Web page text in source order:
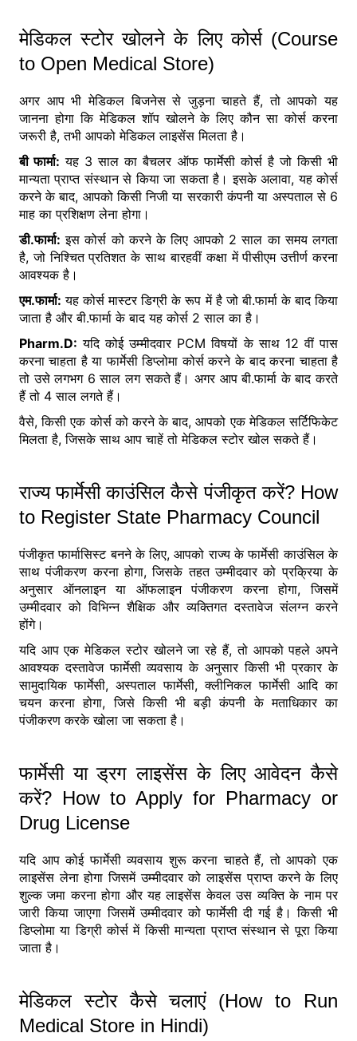
मेडिकल स्टोर खोलने के लिए कोर्स (Course
to Open Medical Store)
अगर आप भी मेडिकल बिजनेस से जुड़ना चाहते हैं, तो आपको यह
जानना होगा कि मेडिकल शॉप खोलने के लिए कौन सा कोर्स करना
जरूरी है, तभी आपको मेडिकल लाइसेंस मिलता है।
बी फार्मा: यह 3 साल का बैचलर ऑफ फार्मेसी कोर्स है जो किसी भी
मान्यता प्राप्त संस्थान से किया जा सकता है। इसके अलावा, यह कोर्स
करने के बाद, आपको किसी निजी या सरकारी कंपनी या अस्पताल से 6
माह का प्रशिक्षण लेना होगा।
डी.फार्मा: इस कोर्स को करने के लिए आपको 2 साल का समय लगता
है, जो निश्चित प्रतिशत के साथ बारहवीं कक्षा में पीसीएम उत्तीर्ण करना
आवश्यक है।
एम.फार्मा: यह कोर्स मास्टर डिग्री के रूप में है जो बी.फार्मा के बाद किया
जाता है और बी.फार्मा के बाद यह कोर्स 2 साल का है।
Pharm.D: यदि कोई उम्मीदवार PCM विषयों के साथ 12 वीं पास
करना चाहता है या फार्मेसी डिप्लोमा कोर्स करने के बाद करना चाहता है
तो उसे लगभग 6 साल लग सकते हैं। अगर आप बी.फार्मा के बाद करते
हैं तो 4 साल लगते हैं।
वैसे, किसी एक कोर्स को करने के बाद, आपको एक मेडिकल सर्टिफिकेट
मिलता है, जिसके साथ आप चाहें तो मेडिकल स्टोर खोल सकते हैं।
राज्य फार्मेसी काउंसिल कैसे पंजीकृत करें? How
to Register State Pharmacy Council
पंजीकृत फार्मासिस्ट बनने के लिए, आपको राज्य के फार्मेसी काउंसिल के
साथ पंजीकरण करना होगा, जिसके तहत उम्मीदवार को प्रक्रिया के
अनुसार ऑनलाइन या ऑफलाइन पंजीकरण करना होगा, जिसमें
उम्मीदवार को विभिन्न शैक्षिक और व्यक्तिगत दस्तावेज संलग्न करने
होंगे।
यदि आप एक मेडिकल स्टोर खोलने जा रहे हैं, तो आपको पहले अपने
आवश्यक दस्तावेज फार्मेसी व्यवसाय के अनुसार किसी भी प्रकार के
सामुदायिक फार्मेसी, अस्पताल फार्मेसी, क्लीनिकल फार्मेसी आदि का
चयन करना होगा, जिसे किसी भी बड़ी कंपनी के मताधिकार का
पंजीकरण करके खोला जा सकता है।
फार्मेसी या ड्रग लाइसेंस के लिए आवेदन कैसे
करें? How to Apply for Pharmacy or
Drug License
यदि आप कोई फार्मेसी व्यवसाय शुरू करना चाहते हैं, तो आपको एक
लाइसेंस लेना होगा जिसमें उम्मीदवार को लाइसेंस प्राप्त करने के लिए
शुल्क जमा करना होगा और यह लाइसेंस केवल उस व्यक्ति के नाम पर
जारी किया जाएगा जिसमें उम्मीदवार को फार्मेसी दी गई है। किसी भी
डिप्लोमा या डिग्री कोर्स में किसी मान्यता प्राप्त संस्थान से पूरा किया
जाता है।
मेडिकल स्टोर कैसे चलाएं (How to Run
Medical Store in Hindi)